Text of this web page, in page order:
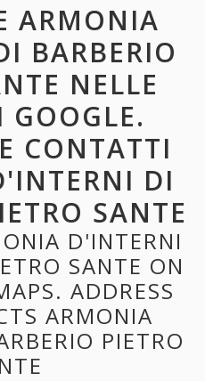
ARMONIA
BARBERIO
NELLE
GOOGLE.
CONTATTI
DI
SANTE
D'INTERNI
SANTE ON
ADDRESS
ARMONIA
PIETRO